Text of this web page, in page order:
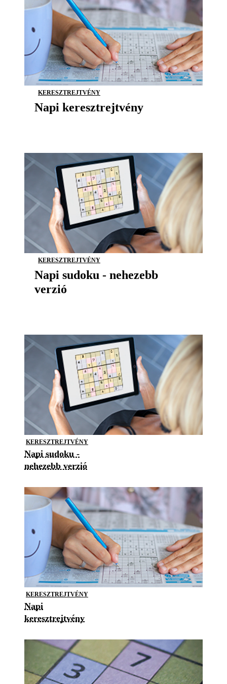
KERESZTREJTVÉNY
Napi keresztrejtvény
KERESZTREJTVÉNY
Napi sudoku - nehezebb
verzió
KERESZTREJTVÉNY
Napi sudoku -
nehezebb verzió
KERESZTREJTVÉNY
Napi
keresztrejtvény